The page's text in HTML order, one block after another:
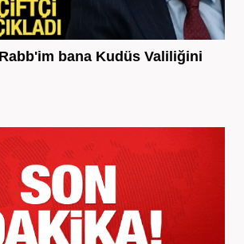
bana Kudüs Valiliğini